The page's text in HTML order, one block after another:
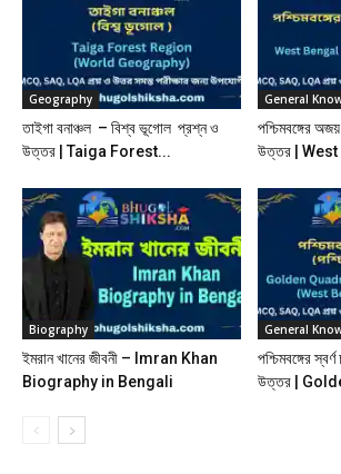
Geography
তাইগা বনাঞ্চল – বিশ্ব ভূগোল প্রশ্ন ও
উত্তর | Taiga Forest...
General
পশ্চিমবঙ্গের
উত্তর |
Biography
ইমরান খানের জীবনী – Imran Khan
Biography in Bengali
General
পশ্চিমবঙ্গের
উত্তর |